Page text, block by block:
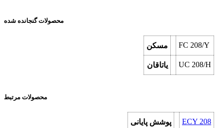
محصولات گنجانده شده
مسکن FC 208/Y
یاتاقان UC 208/H
محصولات مرتبط
پوشش پایانی ECY 208